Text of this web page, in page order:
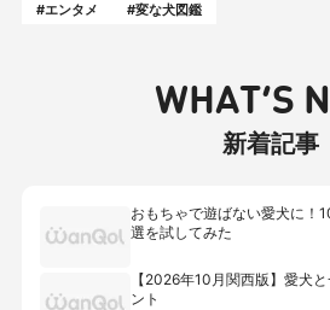
#エンタメ #変な犬図鑑
WHAT’S
新着記事
おもちゃで遊ばない愛犬に！
選を試してみた
【2026年10月関西版】愛犬
ント